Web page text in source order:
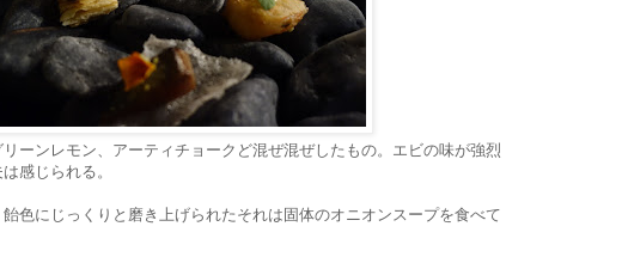
ーンレモン、アーティチョークど混ぜ混ぜしたもの。エビの味が強烈
感じられる。
色にじっくりと磨き上げられたそれは固体のオニオンスープを食べて